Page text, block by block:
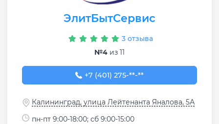
ЭлитБытСервис
3 отзыва
№4 из 11
+7 (401) 275-06-56
+7 (401) 275-**-**
Калининград, улица Лейтенанта Яналова, 5А
пн-пт 9:00-18:00; сб 9:00-15:00